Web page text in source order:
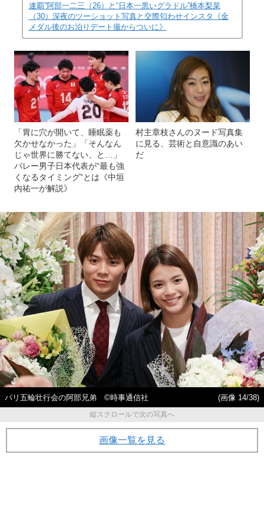
連覇”阿部一二三（26）と“日本一黒いグラドル”橋本梨菜
（30）深夜のツーショット写真と交際匂わせインスタ《金
メダル後のお泊りデート撮からついに》
「胃に穴が開いて、睡眠薬も
欠かせなかった」「そんなん
じゃ世界に勝てない、と…」
バレー男子日本代表が“最も強
くなるタイミング”とは《中垣
内祐一が解説》
村主章枝さんのヌード写真集
に見る、芸術と自意識のあい
だ
パリ五輪壮行会の阿部兄弟 ©時事通信社
(画像 14/38)
縦スクロールで次の写真へ
画像一覧を見る